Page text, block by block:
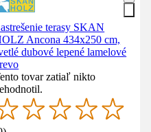
terasy SKAN
Ancona 434x250 cm,
dubové lepené lamelové
tovar zatiaľ nikto